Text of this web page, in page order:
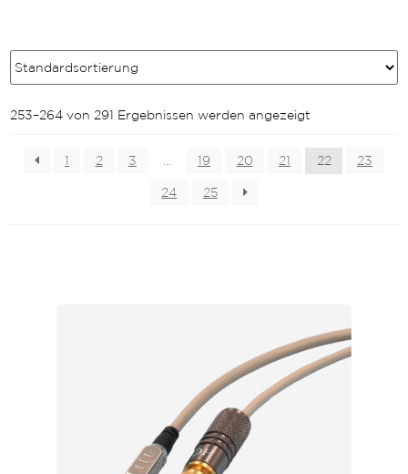
253–264 von 291 Ergebnissen werden angezeigt
1 2 3 … 19 20 21 22 23
24 25